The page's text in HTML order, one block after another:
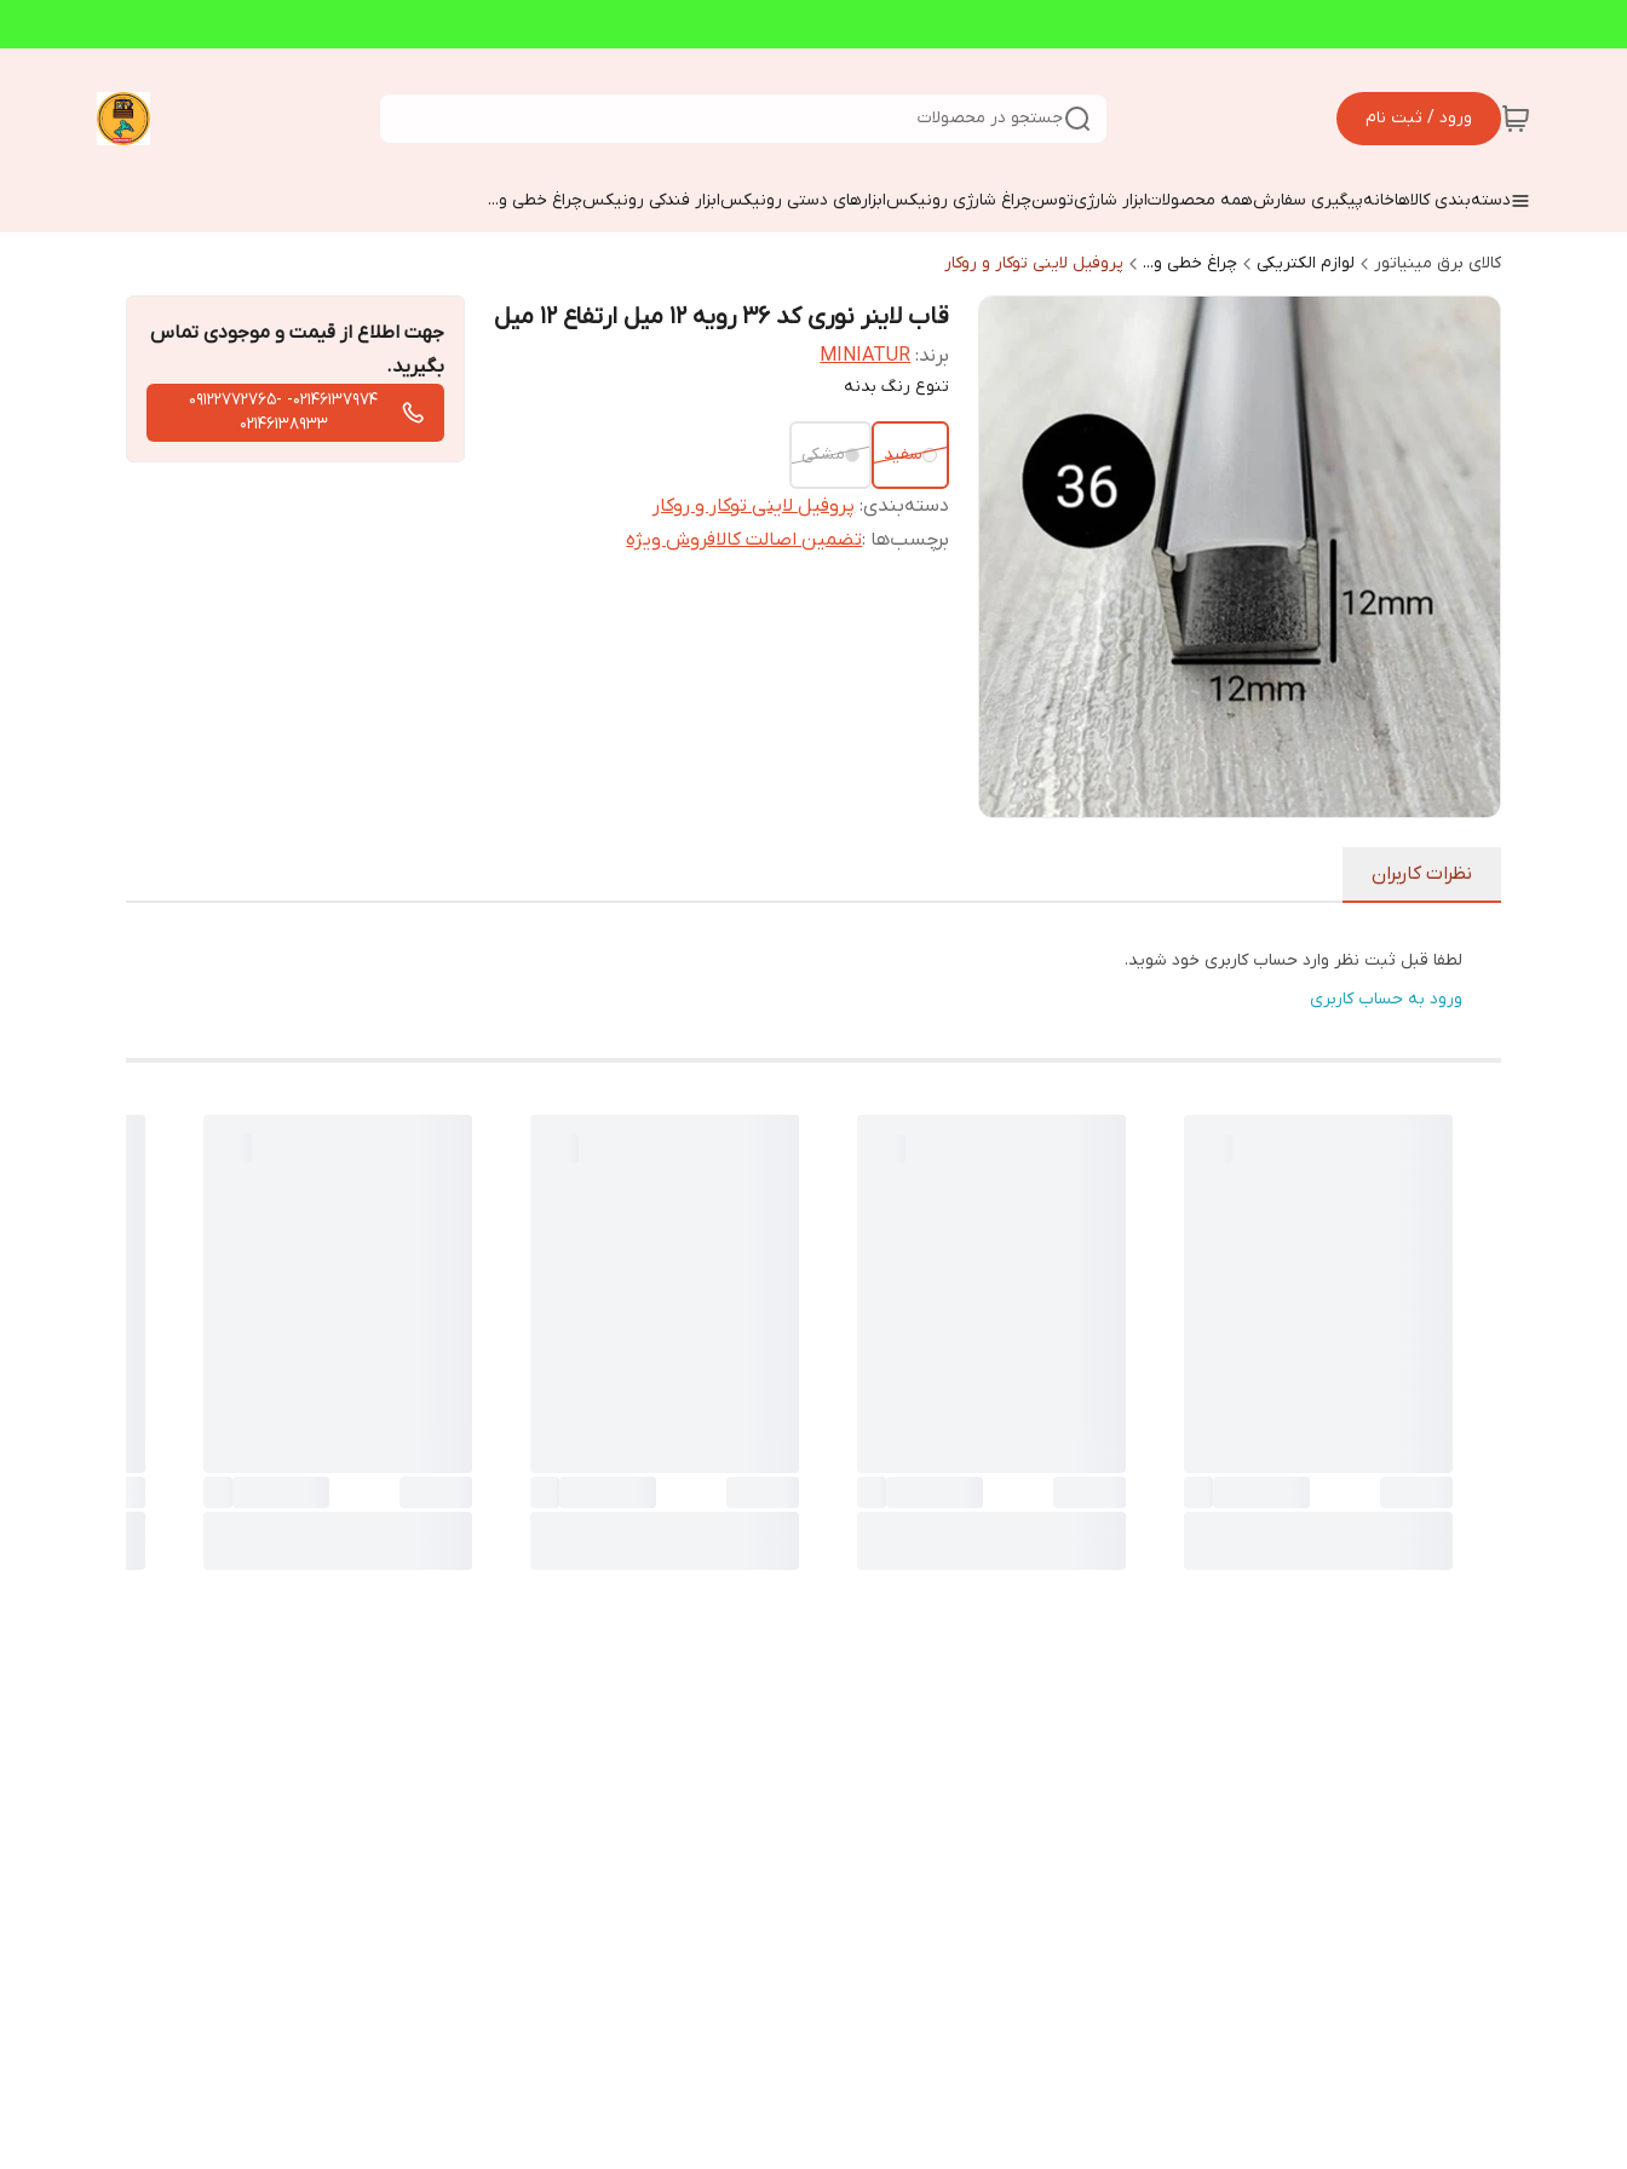
ورود / ثبت نام جستجو در محصولات
دسته‌بندی کالاهاخانهپیگیری سفارشهمه محصولاتابزار شارژیتوسنچراغ شارژی رونیکسابزارهای دستی رونیکسابزار فندکی رونیکسچراغ خطی و...
کالای برق مینیاتور لوازم الکتریکی چراغ خطی و... پروفیل لاینی توکار و روکار
قاب لاینر نوری کد 36 رویه 12 میل ارتفاع 12 میل
برند: MINIATUR
تنوع رنگ بدنه
سفید مشکی
دسته‌بندی:پروفیل لاینی توکار و روکار
برچسب‌ها :تضمین اصالت کالافروش ویژه
جهت اطلاع از قیمت و موجودی تماس
بگیرید.
02146137974- 09122772765-
02146138933
نظرات کاربران
لطفا قبل ثبت نظر وارد حساب کاربری خود شوید.
ورود به حساب کاربری